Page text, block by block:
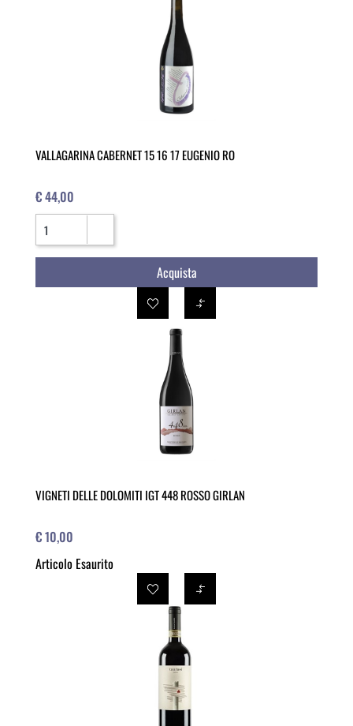
VALLAGARINA CABERNET 15 16 17 EUGENIO RO
€ 44,00
Quantità
Acquista
VIGNETI DELLE DOLOMITI IGT 448 ROSSO GIRLAN
€ 10,00
Articolo Esaurito